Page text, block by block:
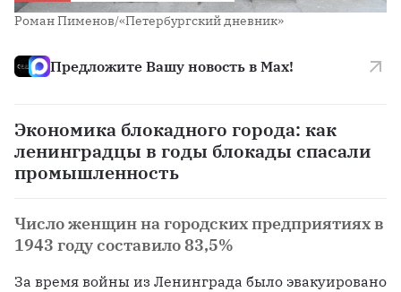
Роман Пименов/«Петербургский дневник»
Предложите Вашу новость в Max!
Экономика блокадного города: как
ленинградцы в годы блокады спасали
промышленность
Число женщин на городских предприятиях в
1943 году составило 83,5%
За время войны из Ленинграда было эвакуировано